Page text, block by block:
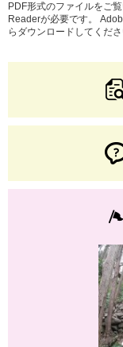
PDF形式のファイルをご
Readerが必要です。
らダウンロードしてくださ